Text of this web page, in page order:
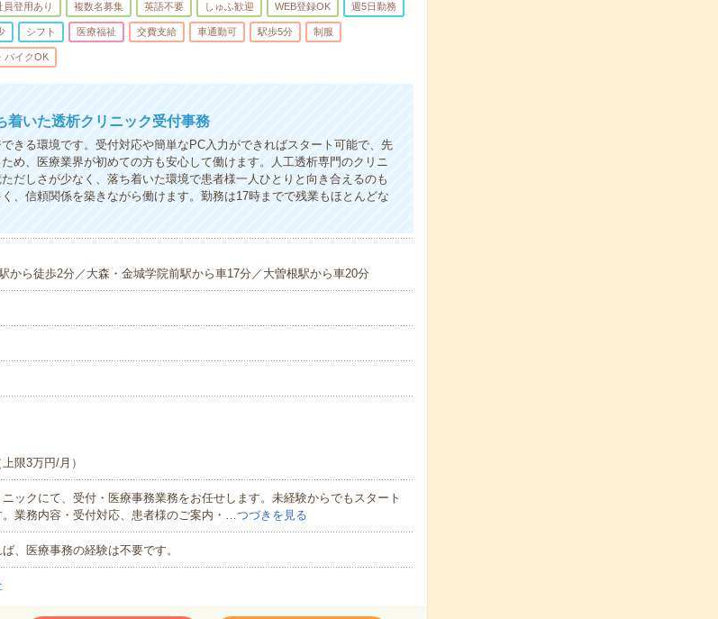
員登用あり 複数名募集 英語不要 しゅふ歓迎 WEB登録OK 週5日勤務
シフト 医療福祉 交費支給 車通勤可 駅歩5分 制服
バイクOK
着いた透析クリニック受付事務
きる環境です。受付対応や簡単なPC入力ができればスタート可能で、先
め、医療業界が初めての方も安心して働けます。人工透析専門のクリニ
だしさが少なく、落ち着いた環境で患者様一人ひとりと向き合えるのも
、信頼関係を築きながら働けます。勤務は17時までで残業もほとんどな
から徒歩2分／大森・金城学院前駅から車17分／大曽根駅から車20分
限3万円/月）
ックにて、受付・医療事務業務をお任せします。未経験からでもスタート
。業務内容・受付対応、患者様のご案内・…つづきを見る
、医療事務の経験は不要です。